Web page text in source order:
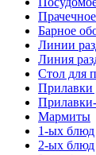
Барное
Линии
Линия
Стол для
Прилавки
Мармиты
1-ых блюд
2-ых блюд